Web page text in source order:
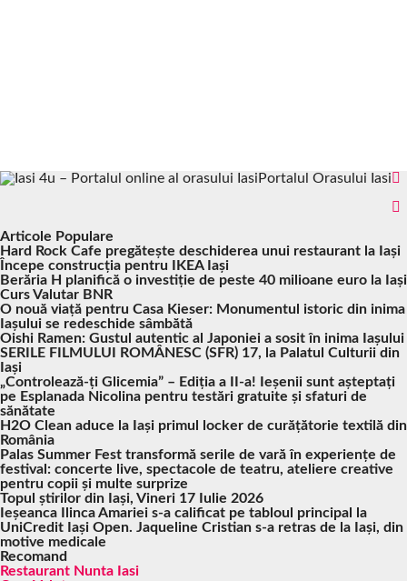
Portalul Orasului Iasi
Articole Populare
Hard Rock Cafe pregătește deschiderea unui restaurant la Iași
Începe construcția pentru IKEA Iași
Berăria H planifică o investiție de peste 40 milioane euro la Iași
Curs Valutar BNR
O nouă viață pentru Casa Kieser: Monumentul istoric din inima
Iașului se redeschide sâmbătă
Oishi Ramen: Gustul autentic al Japoniei a sosit în inima Iașului
SERILE FILMULUI ROMÂNESC (SFR) 17, la Palatul Culturii din
Iași
„Controlează-ți Glicemia” – Ediția a II-a! Ieșenii sunt așteptați
pe Esplanada Nicolina pentru testări gratuite și sfaturi de
sănătate
H2O Clean aduce la Iași primul locker de curățătorie textilă din
România
Palas Summer Fest transformă serile de vară în experiențe de
festival: concerte live, spectacole de teatru, ateliere creative
pentru copii și multe surprize
Topul știrilor din Iași, Vineri 17 Iulie 2026
Ieșeanca Ilinca Amariei s-a calificat pe tabloul principal la
UniCredit Iași Open. Jaqueline Cristian s-a retras de la Iași, din
motive medicale
Recomand
Restaurant Nunta Iasi